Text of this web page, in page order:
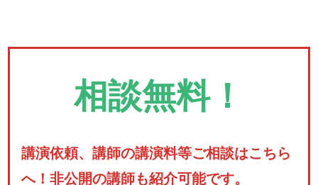
相談無料！
講演依頼、講師の講演料等ご相談はこちら
へ！非公開の講師も紹介可能です。